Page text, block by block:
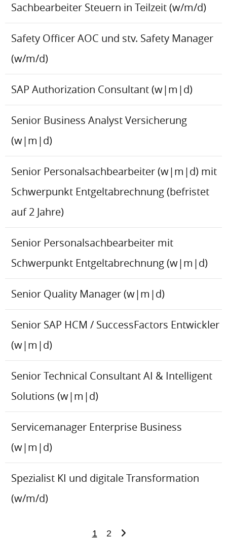
Sachbearbeiter Steuern in Teilzeit (w/m/d)
Safety Officer AOC und stv. Safety Manager
(w/m/d)
SAP Authorization Consultant (w|m|d)
Senior Business Analyst Versicherung
(w|m|d)
Senior Personalsachbearbeiter (w|m|d) mit
Schwerpunkt Entgeltabrechnung (befristet
auf 2 Jahre)
Senior Personalsachbearbeiter mit
Schwerpunkt Entgeltabrechnung (w|m|d)
Senior Quality Manager (w|m|d)
Senior SAP HCM / SuccessFactors Entwickler
(w|m|d)
Senior Technical Consultant AI & Intelligent
Solutions (w|m|d)
Servicemanager Enterprise Business
(w|m|d)
Spezialist KI und digitale Transformation
(w/m/d)
1 2